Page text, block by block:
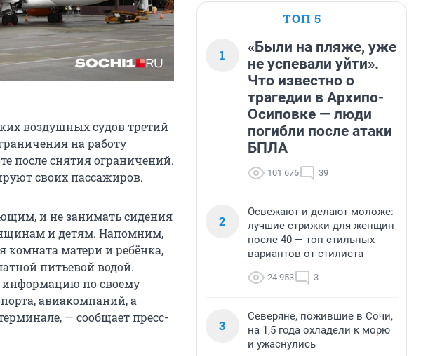
воздушных судов третий
на работу
после снятия ограничений.
своих пассажиров.
и не занимать сидения
и детям. Напомним,
комната матери и ребёнка,
питьевой водой.
информацию по своему
авиакомпаний, а
— сообщает пресс-
ТОП 5
1
«Были на пляже, уже
не успевали уйти».
Что известно о
трагедии в Архипо-
Осиповке — люди
погибли после атаки
БПЛА
101 676 39
2
Освежают и делают моложе:
лучшие стрижки для женщин
после 40 — топ стильных
вариантов от стилиста
24 953 3
3
Северяне, пожившие в Сочи,
на 1,5 года охладели к морю
и ужаснулись